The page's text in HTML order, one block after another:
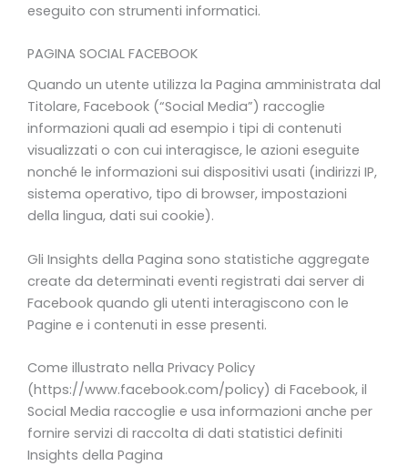
eseguito con strumenti informatici.
PAGINA SOCIAL FACEBOOK
Quando un utente utilizza la Pagina amministrata dal
Titolare, Facebook (“Social Media”) raccoglie
informazioni quali ad esempio i tipi di contenuti
visualizzati o con cui interagisce, le azioni eseguite
nonché le informazioni sui dispositivi usati (indirizzi IP,
sistema operativo, tipo di browser, impostazioni
della lingua, dati sui cookie).
Gli Insights della Pagina sono statistiche aggregate
create da determinati eventi registrati dai server di
Facebook quando gli utenti interagiscono con le
Pagine e i contenuti in esse presenti.
Come illustrato nella Privacy Policy
(https://www.facebook.com/policy) di Facebook, il
Social Media raccoglie e usa informazioni anche per
fornire servizi di raccolta di dati statistici definiti
Insights della Pagina